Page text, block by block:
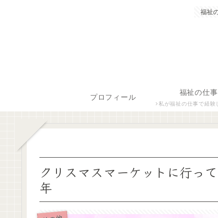
福祉
プロフィール
福祉の仕事
私が福祉の仕事で経験した保育士、障がい者生活支援員につ
クリスマスマーケットに行っ
年